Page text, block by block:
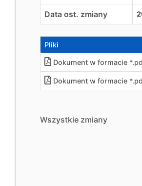
Data ost. zmiany
Pliki
Dokument w formacie
Dokument w formacie
Wszystkie zmiany